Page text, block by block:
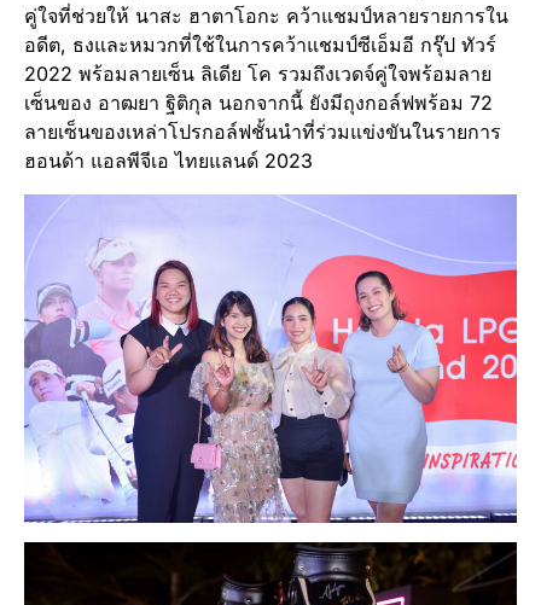
คู่ใจที่ช่วยให้ นาสะ ฮาตาโอกะ คว้าแชมป์หลายรายการใน
อดีต, ธงและหมวกที่ใช้ในการคว้าแชมป์ซีเอ็มอี กรุ๊ป ทัวร์
2022 พร้อมลายเซ็น ลิเดีย โค รวมถึงเวดจ์คู่ใจพร้อมลาย
เซ็นของ อาฒยา ฐิติกุล นอกจากนี้ ยังมีถุงกอล์ฟพร้อม 72
ลายเซ็นของเหล่าโปรกอล์ฟชั้นนำที่ร่วมแข่งขันในรายการ
ฮอนด้า แอลพีจีเอ ไทยแลนด์ 2023